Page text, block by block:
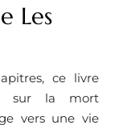
Les
ce livre
sur la mort
vers une vie